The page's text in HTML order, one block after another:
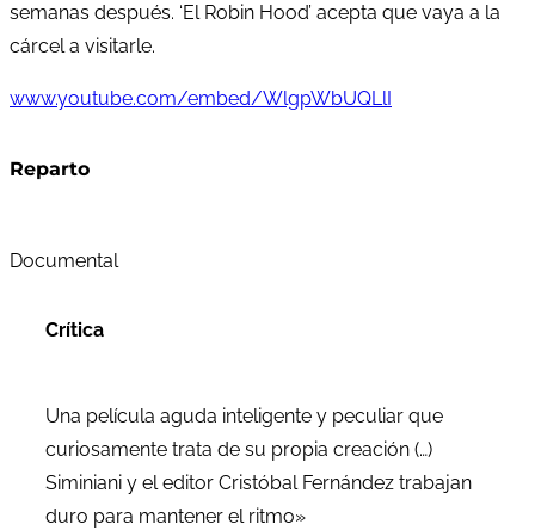
semanas después. ‘El Robin Hood’ acepta que vaya a la
cárcel a visitarle.
www.youtube.com/embed/WlgpWbUQLlI
Reparto
Documental
Crítica
Una película aguda inteligente y peculiar que
curiosamente trata de su propia creación (…)
Siminiani y el editor Cristóbal Fernández trabajan
duro para mantener el ritmo»